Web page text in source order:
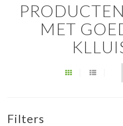
MET
Filters